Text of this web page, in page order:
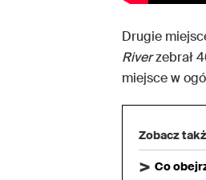
Drugie
Riverzebrał
miejsce w
Zobacz
Co